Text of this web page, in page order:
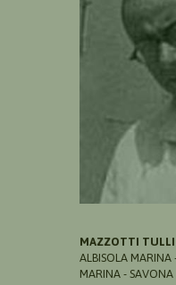
MAZZOTTI
ALBISOLA
MARINA -